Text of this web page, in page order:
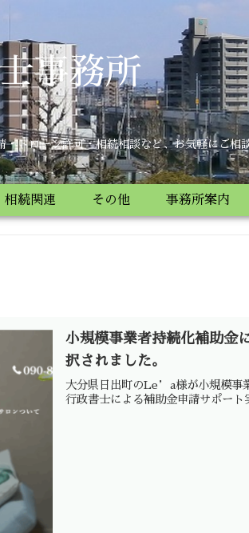
事務所
ドローン許可・相続相談など、お気軽にご相
相続関連 その他 事務所案内
小規模事業者持続化補助金
択されました。
大分県日出町のLe’a様が小規模事
行政書士による補助金申請サポート